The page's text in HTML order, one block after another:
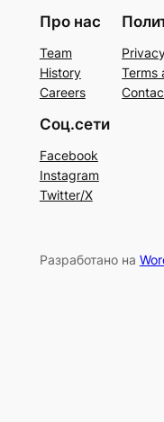
Про нас
Team
History
Careers
Terms
Соц.сети
Facebook
Instagram
Twitter/X
Разработано на